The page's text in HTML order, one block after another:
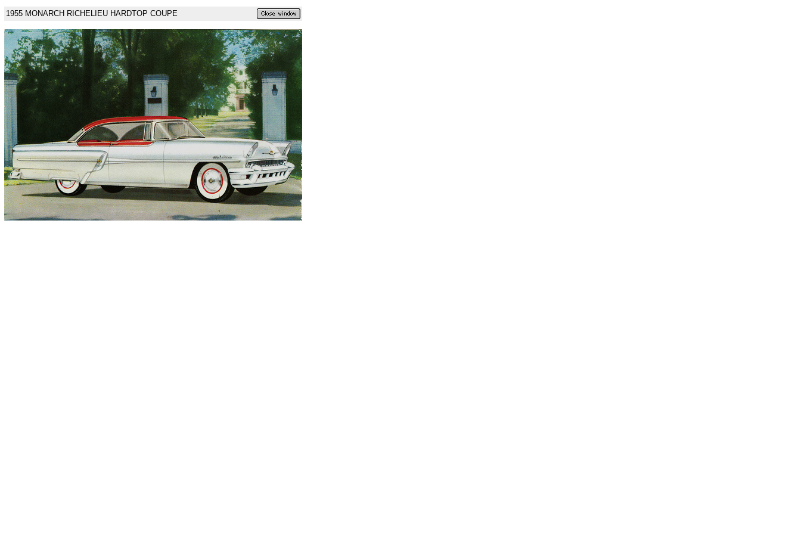
1955 MONARCH RICHELIEU HARDTOP COUPE